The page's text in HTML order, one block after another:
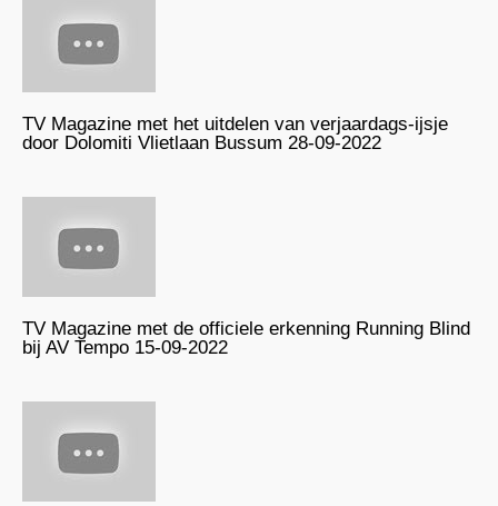
TV Magazine met het uitdelen van verjaardags-ijsje
door Dolomiti Vlietlaan Bussum 28-09-2022
TV Magazine met de officiele erkenning Running Blind
bij AV Tempo 15-09-2022